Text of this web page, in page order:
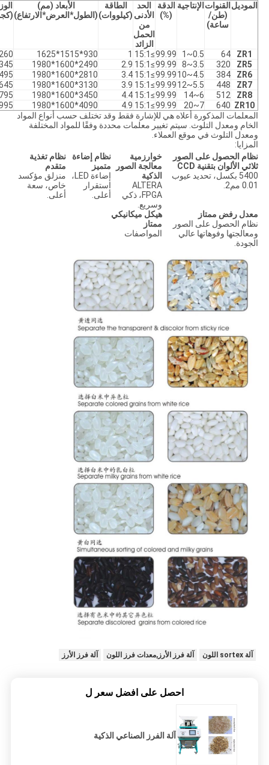
الموديل القنوات
(طن/
ساعة)
الإنتاجية الدقة
(%)
الحد
الأدنى
من
الحمل
الزائد
الطاقة
(كيلووات)
الأبعاد (مم)
(الطول*العرض*الارتفاع)
ZR1
64
0.5~1
99.99
≥15:1
1
930*1515*1625
ZR5
320
3.5~8
99.99
≥15:1
2.9
2490*1600*1980
ZR6
384
4.5~10
99.99
≥15:1
3.4
2810*1600*1980
ZR7
448
5.5~12
99.99
≥15:1
3.9
3130*1600*1980
ZR8
512
6~14
99.99
≥15:1
4.4
3450*1600*1980
ZR10
640
7~20
99.99
≥15:1
4.9
4090*1600*1980
المعلمات المذكورة أعلاه هي للإشارة فقط وقد تختلف حسب أنواع المواد
الخام ومعدل التلوث. سيتم تغيير معلمات محددة وفقًا للمواد المختلفة
ومعدل التلوث في موقع العملاء.
المزايا:
نظام الحصول على الصور
ثلاثي الألوان بتقنية CCD
5400 بكسل، تحديد عيوب
0.01 مم2.
خوارزمية
معالجة الصور
الذكية
ALTERA
FPGA، ذكي
وسريع.
نظام إضاءة
متميز
إضاءة LED،
استقرار
أعلى.
نظام تغذية
متقدم
منزلق مؤكسد
خاص، سعة
أعلى.
معدل رفض ممتاز
نظام الحصول على الصور
ومعالجتها وفوهاتها عالي
الجودة.
هيكل ميكانيكي
ممتاز
المواصفات
آلة sortex اللون آلة فرز الأرز,معدات فرز اللون آلة فرز الأرز
احصل على افضل سعر ل
آلة الفرز الصناعي الذكية